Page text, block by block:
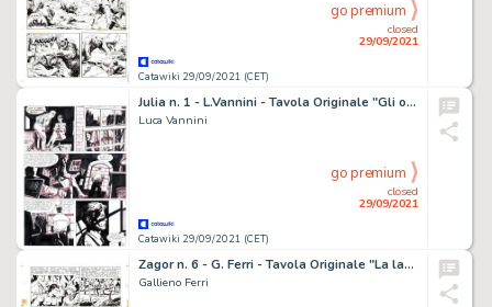
Catawiki 29/09/2021 (CET)
closed
29/09/2021
go premium
Julia n. 1 - L.Vannini - Tavola Originale "Gli occhi dell'abisso" - Page volante - Exemplaire unique - (1998)
Luca Vannini
Catawiki 29/09/2021 (CET)
closed
29/09/2021
go premium
Zagor n. 6 - G. Ferri - Tavola Originale "La lancia spezzata" - Page volante - Exemplaire unique - (1965)
Gallieno Ferri